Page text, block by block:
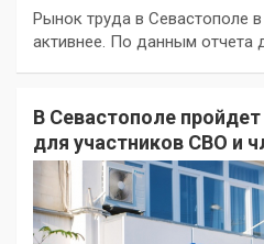
Рынок труда в Севастополе
активнее. По данным отчета
В Севастополе
для участников СВО и